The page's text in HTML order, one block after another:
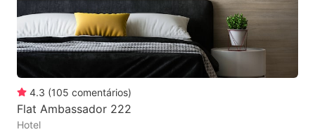
4.3 (105 comentários)
Flat Ambassador 222
Hotel